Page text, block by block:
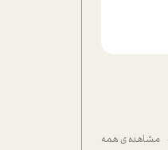
مشاهده ی همه